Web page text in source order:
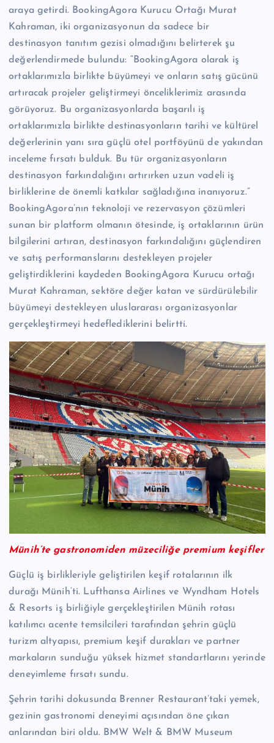
araya getirdi. BookingAgora Kurucu Ortağı Murat
Kahraman, iki organizasyonun da sadece bir
destinasyon tanıtım gezisi olmadığını belirterek şu
değerlendirmede bulundu: “BookingAgora olarak iş
ortaklarımızla birlikte büyümeyi ve onların satış gücünü
artıracak projeler geliştirmeyi önceliklerimiz arasında
görüyoruz. Bu organizasyonlarda başarılı iş
ortaklarımızla birlikte destinasyonların tarihi ve kültürel
değerlerinin yanı sıra güçlü otel portföyünü de yakından
inceleme fırsatı bulduk. Bu tür organizasyonların
destinasyon farkındalığını artırırken uzun vadeli iş
birliklerine de önemli katkılar sağladığına inanıyoruz.”
BookingAgora’nın teknoloji ve rezervasyon çözümleri
sunan bir platform olmanın ötesinde, iş ortaklarının ürün
bilgilerini artıran, destinasyon farkındalığını güçlendiren
ve satış performanslarını destekleyen projeler
geliştirdiklerini kaydeden BookingAgora Kurucu ortağı
Murat Kahraman, sektöre değer katan ve sürdürülebilir
büyümeyi destekleyen uluslararası organizasyonlar
gerçekleştirmeyi hedeflediklerini belirtti.
Münih’te gastronomiden müzeciliğe premium keşifler
Güçlü iş birlikleriyle geliştirilen keşif rotalarının ilk
durağı Münih’ti. Lufthansa Airlines ve Wyndham Hotels
& Resorts iş birliğiyle gerçekleştirilen Münih rotası
katılımcı acente temsilcileri tarafından şehrin güçlü
turizm altyapısı, premium keşif durakları ve partner
markaların sunduğu yüksek hizmet standartlarını yerinde
deneyimleme fırsatı sundu.
Şehrin tarihi dokusunda Brenner Restaurant’taki yemek,
gezinin gastronomi deneyimi açısından öne çıkan
anlarından biri oldu. BMW Welt & BMW Museum